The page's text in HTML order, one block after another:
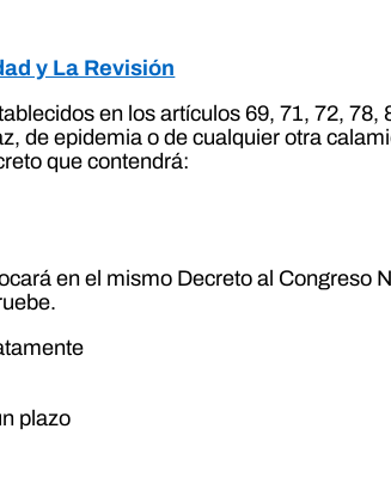
y La Revisión
en los artículos 69, 71, 72,
de epidemia o de cualquier otra
que contendrá:
en el mismo Decreto al Congreso
plazo